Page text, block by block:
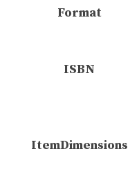
Format
ISBN
ItemDimensions